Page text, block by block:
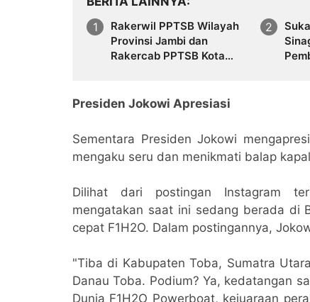
Rakerwil PPTSB Wilayah
Provinsi Jambi dan
Rakercab PPTSB Kota
Presiden Jokowi Apresiasi
Sementara Presiden Jokowi
mengaku seru dan menikmati balap
Dilihat dari postingan Instagram
mengatakan saat ini sedang berada di
cepat F1H2O. Dalam postingannya,
"Tiba di Kabupaten Toba, Sumatra
Danau Toba. Podium? Ya, kedatangan
Dunia F1H2O Powerboat, kejuaraan